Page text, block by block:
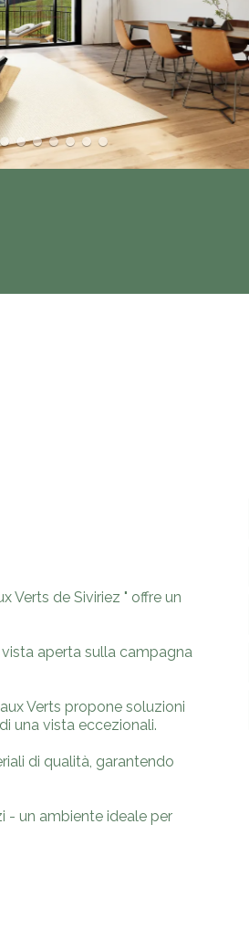
Verts de Siviriez " offre un
aperta sulla campagna
Verts propone soluzioni
una vista eccezionali.
di qualità, garantendo
- un ambiente ideale per